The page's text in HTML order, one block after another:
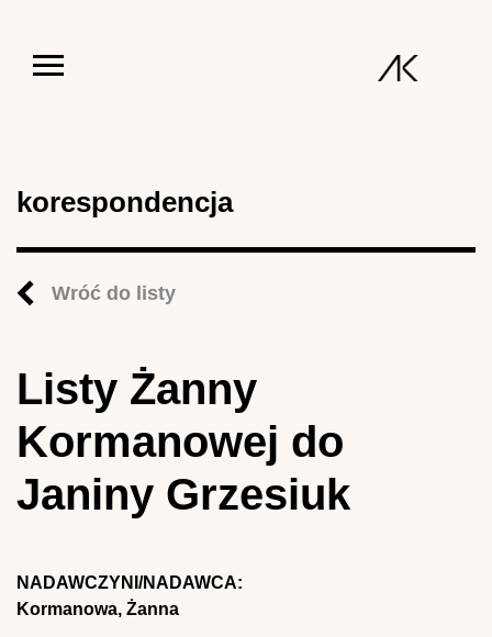
korespondencja
Wróć do listy
Listy Żanny
Kormanowej do
Janiny Grzesiuk
NADAWCZYNI/NADAWCA:
Kormanowa, Żanna